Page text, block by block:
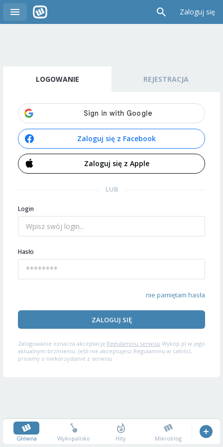
Zaloguj się
LOGOWANIE REJESTRACJA
Zaloguj się z Facebook
Zaloguj się z Apple
LUB
Login
Hasło
nie pamiętam hasła
ZALOGUJ SIĘ
Zalogowanie oznacza akceptację Regulaminu serwisu Wykop.pl w jego
aktualnym brzmieniu. Jeśli nie akceptujesz Regulaminu w całości,
prosimy o niekorzystanie z serwisu.
Główna Wykopalisko Hity Mikroblog